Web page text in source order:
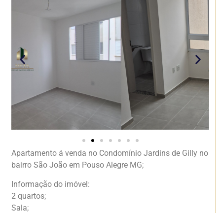
Apartamento á venda no Condomínio Jardins de Gilly no
bairro São João em Pouso Alegre MG;
Informação do imóvel:
2 quartos;
Sala;